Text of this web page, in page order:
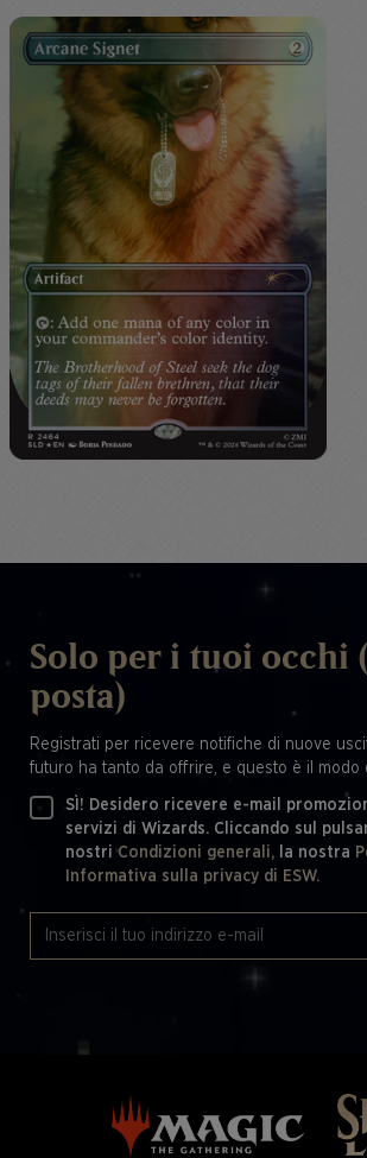
Solo per i tuoi occhi
posta)
Registrati per ricevere notifiche di nuove
futuro ha tanto da offrire, e questo è il modo
SÌ! Desidero ricevere e-mail
servizi di Wizards. Cliccando sul
nostriCondizioni generali, la nostra
Informativa sulla privacy di ESW.